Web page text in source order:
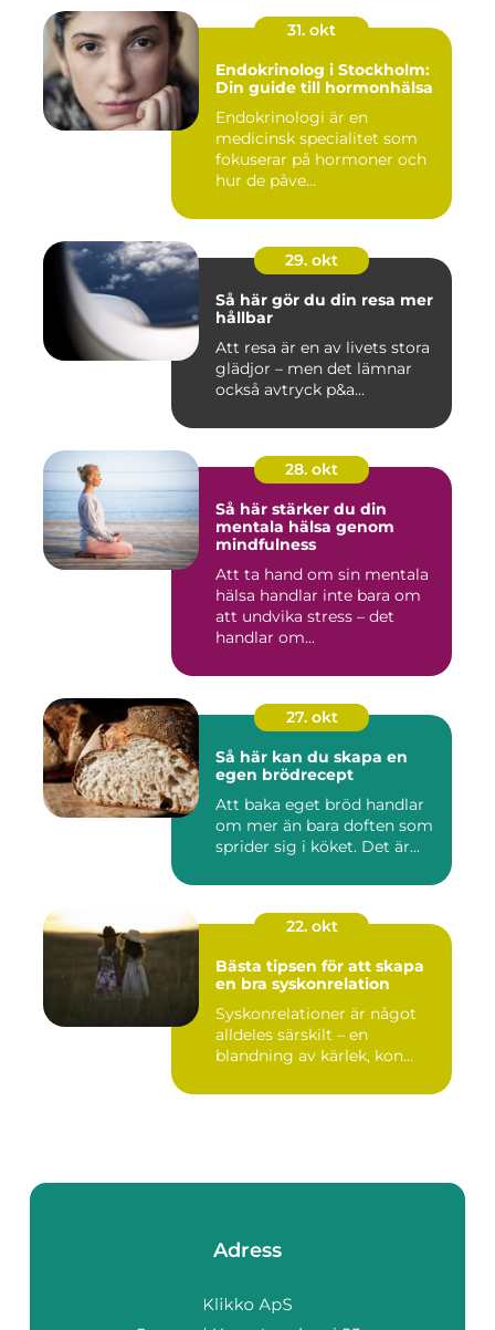
31. okt
Endokrinolog i Stockholm:
Din guide till hormonhälsa
Endokrinologi är en
medicinsk specialitet som
fokuserar på hormoner och
hur de påve...
29. okt
Så här gör du din resa mer
hållbar
Att resa är en av livets stora
glädjor – men det lämnar
också avtryck p&a...
28. okt
Så här stärker du din
mentala hälsa genom
mindfulness
Att ta hand om sin mentala
hälsa handlar inte bara om
att undvika stress – det
handlar om...
27. okt
Så här kan du skapa en
egen brödrecept
Att baka eget bröd handlar
om mer än bara doften som
sprider sig i köket. Det är...
22. okt
Bästa tipsen för att skapa
en bra syskonrelation
Syskonrelationer är något
alldeles särskilt – en
blandning av kärlek, kon...
Adress